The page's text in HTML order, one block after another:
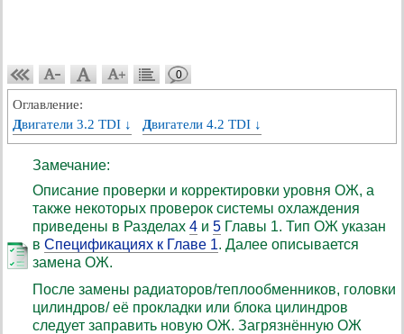
0
Оглавление:
Двигатели 3.2 TDI ↓
Двигатели 4.2 TDI ↓
Замечание:
Описание проверки и корректировки уровня ОЖ, а
также некоторых проверок системы охлаждения
приведены в Разделах 4 и 5 Главы 1. Тип ОЖ указан
в Спецификациях к Главе 1. Далее описывается
замена ОЖ.
После замены радиаторов/теплообменников, головки
цилиндров/ её прокладки или блока цилиндров
следует заправить новую ОЖ. Загрязнённую ОЖ